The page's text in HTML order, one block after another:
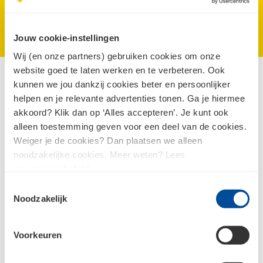
Jouw cookie-instellingen
Wij (en onze partners) gebruiken cookies om onze
website goed te laten werken en te verbeteren. Ook
kunnen we jou dankzij cookies beter en persoonlijker
helpen en je relevante advertenties tonen. Ga je hiermee
akkoord? Klik dan op ‘Alles accepteren’. Je kunt ook
alleen toestemming geven voor een deel van de cookies.
Weiger je de cookies? Dan plaatsen we alleen
noodzakelijke cookies. Meer weten? Lees
Noodzakelijk
Voorkeuren
Trespa Izeon® RAL-kleuren
Trespa Izeon
geveldelen zijn direct leverbaar in 13
RAL-kleuren, gebaseerd op gecertificeerde RAL-
kleurenmonsters. Wel zo handig, want hierdoor is een
goede combinatie met andere bouwdelen én de
Altijd overeenkomende kleuren dus! Het assortiment
(RAL9005), Pure White (RAL9010), Dusty Grey (RAL7037),